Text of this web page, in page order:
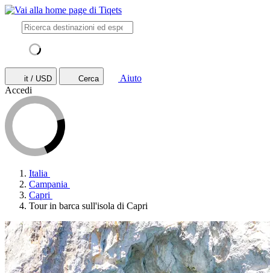
it / USD Cerca
Aiuto
Accedi
Italia
Campania
Capri
Tour in barca sull'isola di Capri